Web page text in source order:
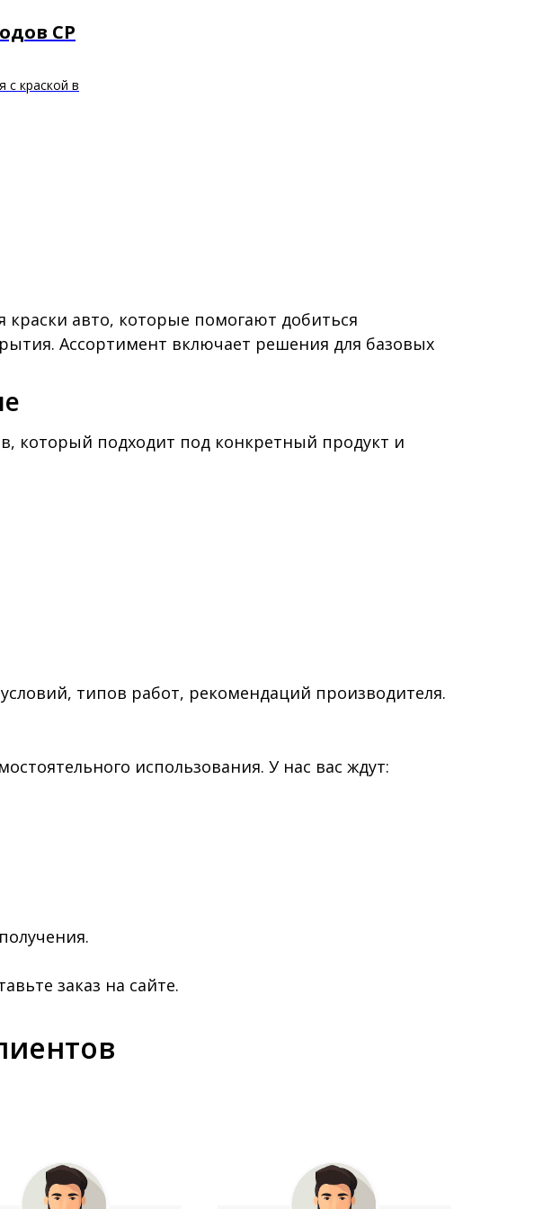
CP
с краской в
краски авто, которые помогают добиться
Ассортимент включает решения для базовых
который подходит под конкретный продукт и
типов работ, рекомендаций производителя.
использования. У нас вас ждут:
заказ на сайте.